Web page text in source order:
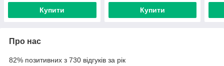
Купити Купити
Про нас
82% позитивних з 730 відгуків за рік